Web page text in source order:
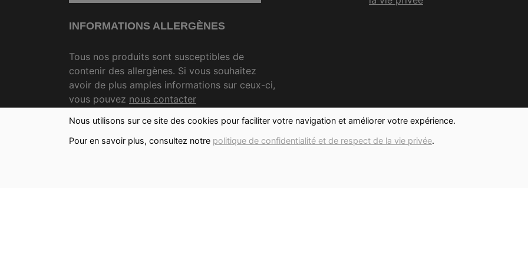
Nous utilisons sur ce site des cookies pour faciliter votre navigation et améliorer votre expérience.
Pour en savoir plus, consultez notre politique de confidentialité et de respect de la vie privée.
INFORMATIONS ALLERGÈNES
Tous nos produits sont susceptibles de
contenir des allergènes. Si vous souhaitez
avoir de plus amples informations sur ceux-ci,
vous pouvez nous contacter